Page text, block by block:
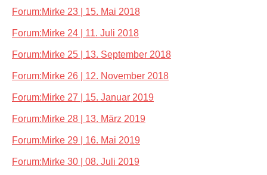
Forum:Mirke 23 | 15. Mai 2018
Forum:Mirke 24 | 11. Juli 2018
Forum:Mirke 25 | 13. September 2018
Forum:Mirke 26 | 12. November 2018
Forum:Mirke 27 | 15. Januar 2019
Forum:Mirke 28 | 13. März 2019
Forum:Mirke 29 | 16. Mai 2019
Forum:Mirke 30 | 08. Juli 2019